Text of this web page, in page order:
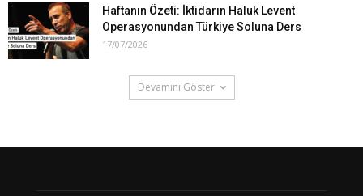
Haftanın Özeti: İktidarın Haluk Levent
Operasyonundan Türkiye Soluna Ders
17/07/2026
Devamını Göster